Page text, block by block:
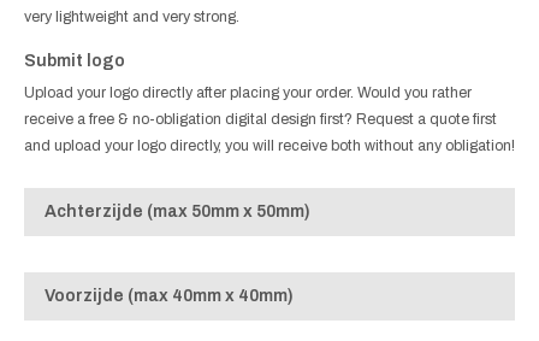
very lightweight and very strong.
Submit logo
Upload your logo directly after placing your order. Would you rather
receive a free & no-obligation digital design first? Request a quote first
and upload your logo directly, you will receive both without any obligation!
Achterzijde (max 50mm x 50mm)
Voorzijde (max 40mm x 40mm)